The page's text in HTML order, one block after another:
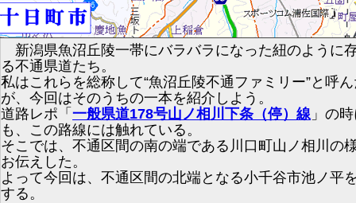
新潟県魚沼丘陵一帯にバラバラになった紐のように
る不通県道たち。
私はこれらを総称して“魚沼丘陵不通ファミリー”と呼
が、今回はそのうちの一本を紹介しよう。
道路レポ「 一般県道178号山ノ相川下条（停）線」の
も、この路線には触れている。
そこでは、不通区間の南の端である川口町山ノ相川の
お伝えした。
よって今回は、不通区間の北端となる小千谷市池ノ平
する。